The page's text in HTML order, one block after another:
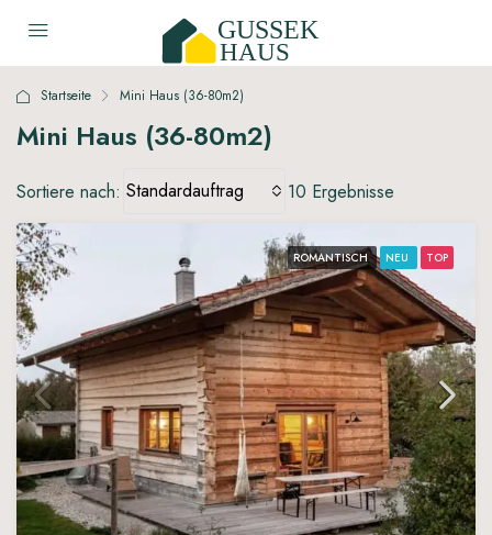
Startseite Mini Haus (36-80m2)
Mini Haus (36-80m2)
10 Ergebnisse
Sortiere nach: Standardauftrag
ROMANTISCH NEU TOP